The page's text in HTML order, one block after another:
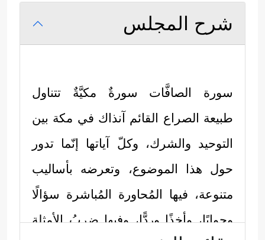
شرح المجلس
سورة الصافَّات سورةٌ مكيَّةٌ تتناول
طبيعة الصراع القائم آنذاك في مكة بين
التوحيد والشرك، وكلّ آياتها إنّما تدور
حول هذا الموضوع، وتعرضه بأساليب
متنوعة، فيها المُحاورة المُباشرة سؤالًا
وجوابًا، وأخذًا وردًّا، وفيها ضربُ الأمثلة